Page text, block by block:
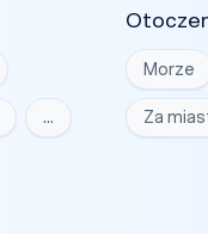
…
Morze
Za